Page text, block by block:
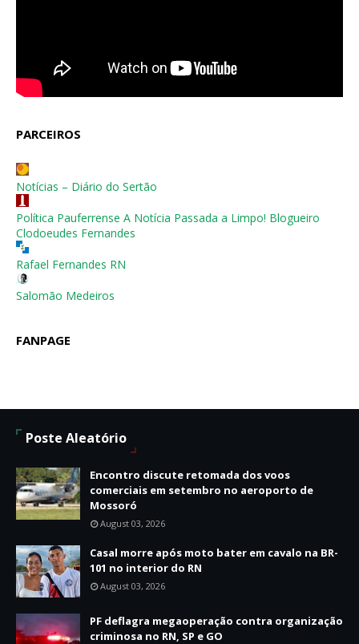
PARCEIROS
Notícias – Diário do Sertão
Política Pauferrense A Notícia Passada a Limpo! Blogueiro
Clodoeudes Fernandes
Rafael Fernandes RN
Salomão Medeiros
FANPAGE
Poste Aleatório
Encontro discute retomada dos voos
comerciais em setembro no aeroporto de
Mossoró
August 03, 2026
Casal morre após moto bater em cavalo na BR-
101 no interior do RN
August 03, 2026
PF deflagra megaoperação contra organização
criminosa no RN, SP e GO